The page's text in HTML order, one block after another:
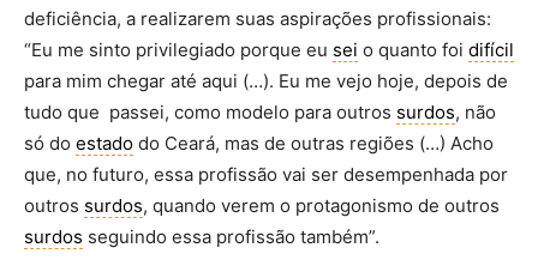
deficiência, a realizarem suas aspirações profissionais:
“Eu me sinto privilegiado porque eu sei o quanto foi difícil
para mim chegar até aqui (…). Eu me vejo hoje, depois de
tudo que passei, como modelo para outros surdos, não
só do estado do Ceará, mas de outras regiões (…) Acho
que, no futuro, essa profissão vai ser desempenhada por
outros surdos, quando verem o protagonismo de outros
surdos seguindo essa profissão também”.